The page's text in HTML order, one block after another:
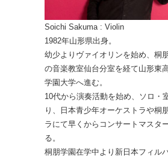
Soichi Sakuma : Violin
1982年山形県出身。
幼少よりヴァイオリンを始め、桐
の音楽教室仙台分室を経て山形東
学園大学へ進む。
10代から演奏活動を始め、ソロ・
り、日本青少年オーケストラや桐
ラにて早くからコンサートマスタ
る。
桐朋学園在学中より新日本フィル